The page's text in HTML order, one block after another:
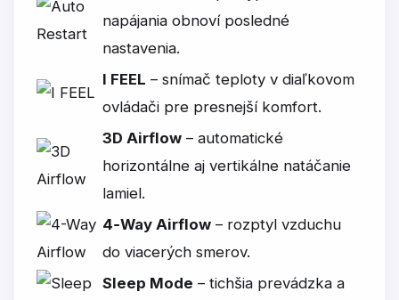
napájania obnoví posledné
nastavenia.
I FEEL – snímač teploty v diaľkovom
ovládači pre presnejší komfort.
3D Airflow – automatické
horizontálne aj vertikálne natáčanie
lamiel.
4‑Way Airflow – rozptyl vzduchu
do viacerých smerov.
Sleep Mode – tichšia prevádzka a